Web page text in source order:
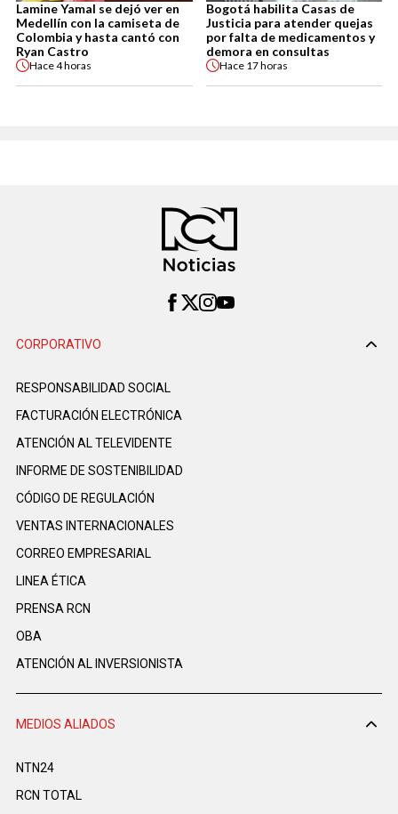
Lamine Yamal se dejó ver en
Medellín con la camiseta de
Colombia y hasta cantó con
Ryan Castro
Hace4 horas
Bogotá habilita Casas de
Justicia para atender quejas
por falta de medicamentos y
demora en consultas
Hace 17 horas
CORPORATIVO
RESPONSABILIDAD SOCIAL
FACTURACIÓN ELECTRÓNICA
ATENCIÓN AL TELEVIDENTE
INFORME DE SOSTENIBILIDAD
CÓDIGO DE REGULACIÓN
VENTAS INTERNACIONALES
CORREO EMPRESARIAL
LINEA ÉTICA
PRENSA RCN
OBA
ATENCIÓN AL INVERSIONISTA
MEDIOS ALIADOS
NTN24
RCN TOTAL